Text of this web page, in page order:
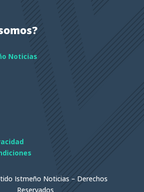
Noticias
Istmeño Noticias – Derechos
Reservados